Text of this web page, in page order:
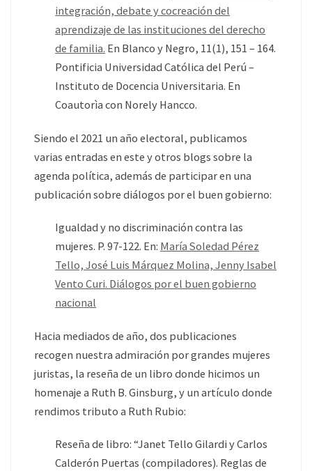
integración, debate y cocreación del
aprendizaje de las instituciones del derecho
de familia. En Blanco y Negro, 11(1), 151 – 164.
Pontificia Universidad Católica del Perú –
Instituto de Docencia Universitaria. En
Coautorìa con Norely Hancco.
Siendo el 2021 un año electoral, publicamos
varias entradas en este y otros blogs sobre la
agenda política, además de participar en una
publicación sobre diálogos por el buen gobierno:
Igualdad y no discriminación contra las
mujeres. P. 97-122. En: María Soledad Pérez
Tello, José Luis Márquez Molina, Jenny Isabel
Vento Curi. Diálogos por el buen gobierno
nacional
Hacia mediados de año, dos publicaciones
recogen nuestra admiración por grandes mujeres
juristas, la reseña de un libro donde hicimos un
homenaje a Ruth B. Ginsburg, y un artículo donde
rendimos tributo a Ruth Rubio:
Reseña de libro: “Janet Tello Gilardi y Carlos
Calderón Puertas (compiladores). Reglas de